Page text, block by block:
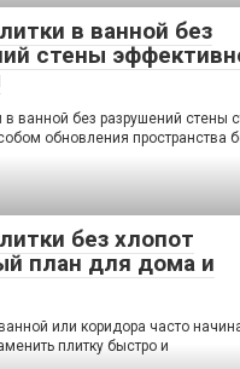
в ванной без
стены
в ванной без разрушений стены
обновления пространства
без хлопот
план для дома и
или коридора часто
плитку быстро и